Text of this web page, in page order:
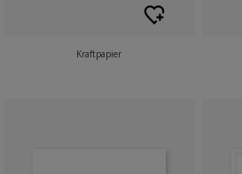
Kraftpapier